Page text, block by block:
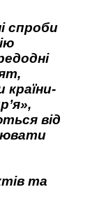
спроби
країни-
від
та